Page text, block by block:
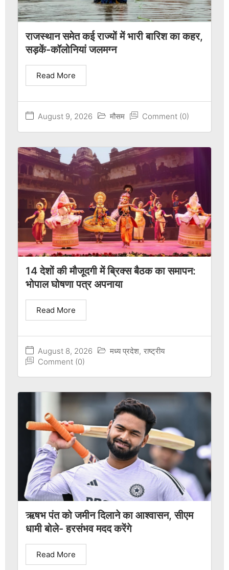
राजस्थान समेत कई राज्यों में भारी बारिश का कहर,
सड़कें-कॉलोनियां जलमग्न
August 9, 2026 मौसम Comment (0)
Read More
14 देशों की मौजूदगी में ब्रिक्स बैठक का समापन:
भोपाल घोषणा पत्र अपनाया
August 8, 2026 मध्य प्रदेश, राष्ट्रीय
Comment (0)
Read More
ऋषभ पंत को जमीन दिलाने का आश्वासन, सीएम
धामी बोले- हरसंभव मदद करेंगे
Read More